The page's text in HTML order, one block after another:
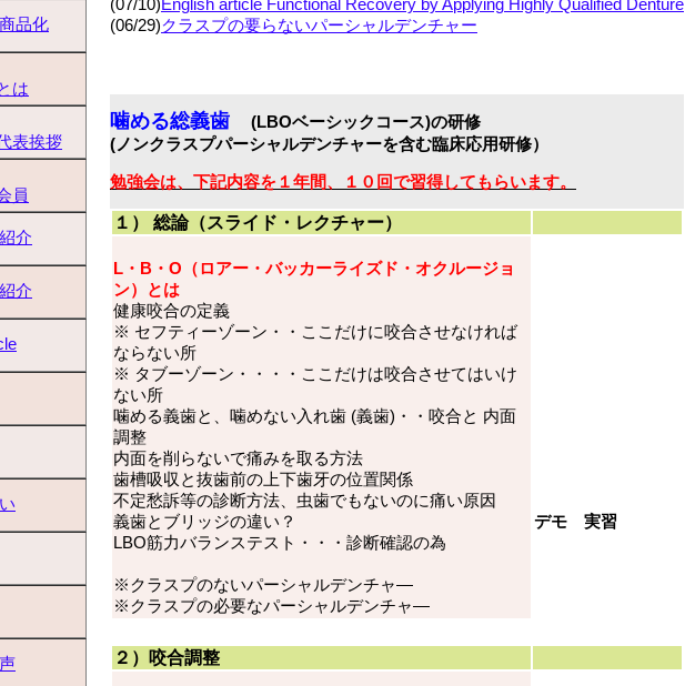
品化
は
表挨拶
員
介
介
(07/10)English article Functional Recovery by Applying Highly Qualified Denture
(06/29)クラスプの要らないパーシャルデンチャー
噛める総義歯 (LBOベーシックコース)の研修
(ノンクラスプパーシャルデンチャーを含む臨床応用研修）
勉強会は、下記内容を１年間、１０回で習得してもらいます。
１） 総論（スライド・レクチャー）
L・B・O（ロアー・バッカーライズド・オクルージョ
ン）とは
健康咬合の定義
※ セフティーゾーン・・ここだけに咬合させなければ
ならない所
※ タブーゾーン・・・・ここだけは咬合させてはいけ
ない所
噛める義歯と、噛めない入れ歯 (義歯)・・咬合と 内面
調整
内面を削らないで痛みを取る方法
歯槽吸収と抜歯前の上下歯牙の位置関係
不定愁訴等の診断方法、虫歯でもないのに痛い原因
義歯とブリッジの違い？
LBO筋力バランステスト・・・診断確認の為
※クラスプのないパーシャルデンチャ―
※クラスプの必要なパーシャルデンチャ―
デモ 実習
２）咬合調整